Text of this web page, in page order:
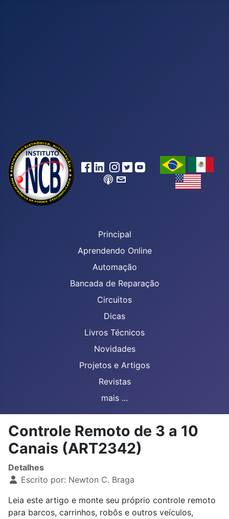
Principal
Aprendendo Online
Automação
Bancada de Reparação
Circuitos
Dicas
Livros Técnicos
Novidades
Projetos e Artigos
Revistas
mais ...
Controle Remoto de 3 a 10
Canais (ART2342)
Detalhes
Escrito por: Newton C. Braga
Leia este artigo e monte seu próprio controle remoto
para barcos, carrinhos, robôs e outros veículos,